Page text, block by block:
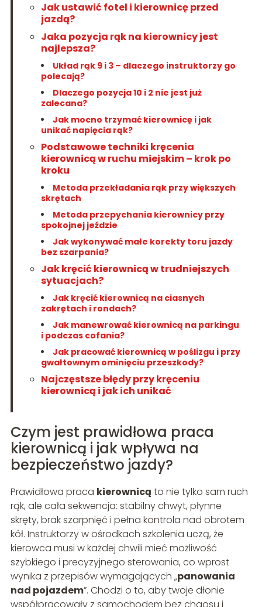
Jak ustawić fotel i kierownicę przed
jazdą?
Jaka pozycja rąk na kierownicy jest
najlepsza?
Układ rąk 9 i 3 – dlaczego instruktorzy go
polecają?
Dlaczego pozycja 10 i 2 nie jest już
zalecana?
Jak mocno trzymać kierownicę i jak
unikać napięcia rąk?
Podstawowe techniki kręcenia
kierownicą w ruchu miejskim – krok po
kroku
Metoda przekładania rąk przy większych
skrętach
Metoda przepychania kierownicy przy
spokojnej jeździe
Jak wykonywać małe korekty toru jazdy
bez szarpania?
Jak kręcić kierownicą w trudniejszych
sytuacjach?
Jak kręcić kierownicą na ciasnych
zakrętach i rondach?
Jak manewrować kierownicą na parkingu
i podczas cofania?
Jak pracować kierownicą w poślizgu i przy
gwałtownym ominięciu przeszkody?
Najczęstsze błędy przy kręceniu
kierownicą i jak ich unikać
Czym jest prawidłowa praca
kierownicą i jak wpływa na
bezpieczeństwo jazdy?
Prawidłowa praca kierownicą to nie tylko sam ruch
rąk, ale cała sekwencja: stabilny chwyt, płynne
skręty, brak szarpnięć i pełna kontrola nad obrotem
kół. Instruktorzy w ośrodkach szkolenia uczą, że
kierowca musi w każdej chwili mieć możliwość
szybkiego i precyzyjnego sterowania, co wprost
wynika z przepisów wymagających „panowania
nad pojazdem”. Chodzi o to, aby twoje dłonie